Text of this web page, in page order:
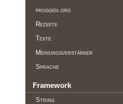
proggen.org
Rezepte
Texte
Meinungsverstärker
Sprache
Framework
String